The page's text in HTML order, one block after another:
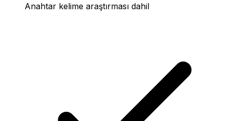
Anahtar kelime araştırması dahil